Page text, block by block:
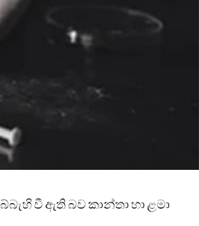
වී ඇති බව කාන්තා හා ළමා